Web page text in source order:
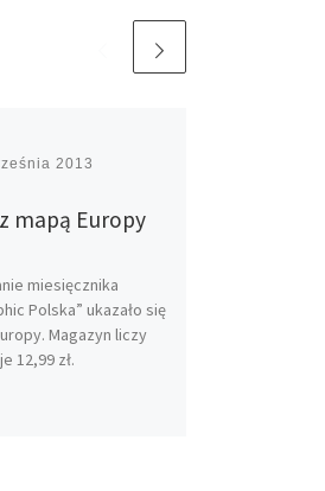
2013
mapą Europy
miesięcznika
Polska” ukazało się
Magazyn liczy
12,99 zł.